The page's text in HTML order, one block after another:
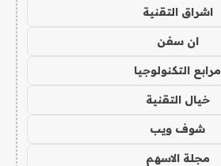
اشراق التقنية
ان سفن
مرابع التكنولوجيا
خيال التقنية
شوف ويب
مجلة الاسهم